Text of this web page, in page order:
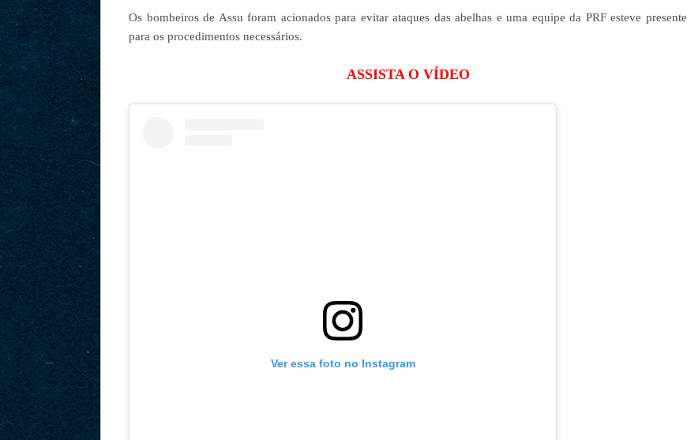
Os bombeiros de Assu foram acionados para evitar ataques das abelhas e uma equipe da PRF esteve presente
para os procedimentos necessários.
ASSISTA O VÍDEO
Ver essa foto no Instagram